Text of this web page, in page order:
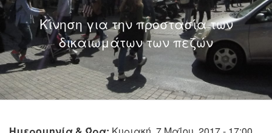
Κίνηση για την προστασία των
δικαιωμάτων των πεζών